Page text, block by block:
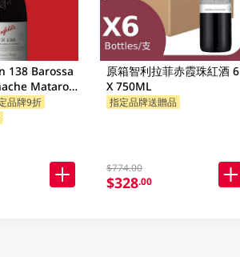
138 Barossa
Mataro
品牌9折
原箱智利拉菲赤霞珠紅酒 6
X 750ML
指定品牌送贈品
$774.00
$328.00